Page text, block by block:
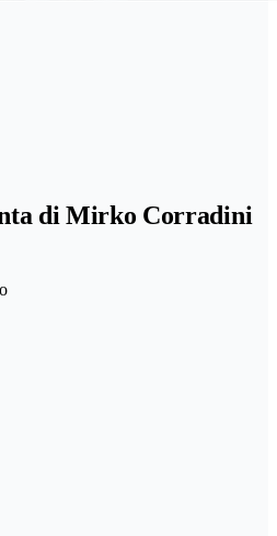
di Mirko Corradini